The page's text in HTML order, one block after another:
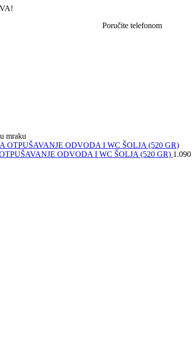
Poručite telefonom
mraku
ODVODA I WC ŠOLJA (520 GR) 1.090